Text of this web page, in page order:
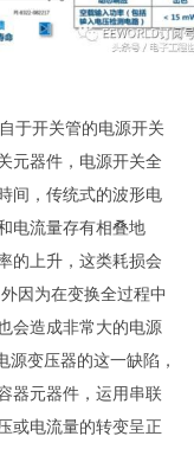
于开关管的电源开关
元器件，电源开关全
间，传统式的波形电
电流量存有相叠地
的上升，这类耗损会
因为在变换全过程中
会造成非常大的电源
变压器的这一缺陷，
器元器件，运用串联
或电流量的转变呈正